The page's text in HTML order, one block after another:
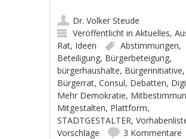
Dr. Volker Steude
Veröffentlicht inAktuelles,
Rat, Ideen Abstimmungen,
Beteiligung, Bürgerbeteigung,
bürgerhaushalte, Bürgerinitiative,
Bürgerrat,Consul, Debatten,
Mehr Demokratie,
Mitgestalten, Plattform,
STADTGESTALTER,
Vorschläge
3 Kommentare